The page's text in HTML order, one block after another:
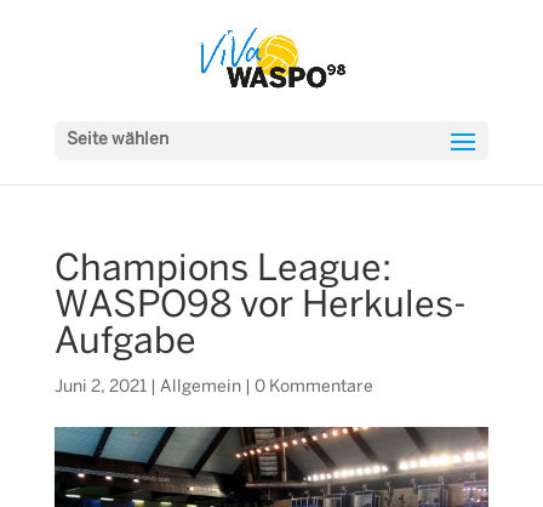
Seite wählen
Champions League:
WASPO98 vor Herkules-
Aufgabe
Juni 2, 2021| Allgemein| 0 Kommentare